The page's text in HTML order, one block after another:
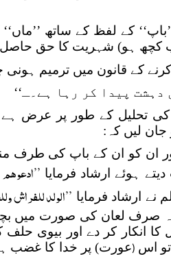
کے لفظ کے ساتھ ’’ماں‘‘
کچھ ہو) شہریت کا حق حاصل
تحلیل کے طور پر عرض ہے
جان لیں کہ:
ان کو ان کے باپ کی طرف
ہوئے ارشاد فرمایا
ارشاد فرمایا ’’الولد للفراش
کہ صرف لعان کی صورت
کا انکار کر دے اور بیوی
اس (عورت) پر خدا کا غضب